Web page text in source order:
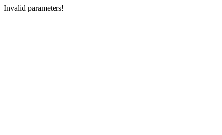
Invalid parameters!